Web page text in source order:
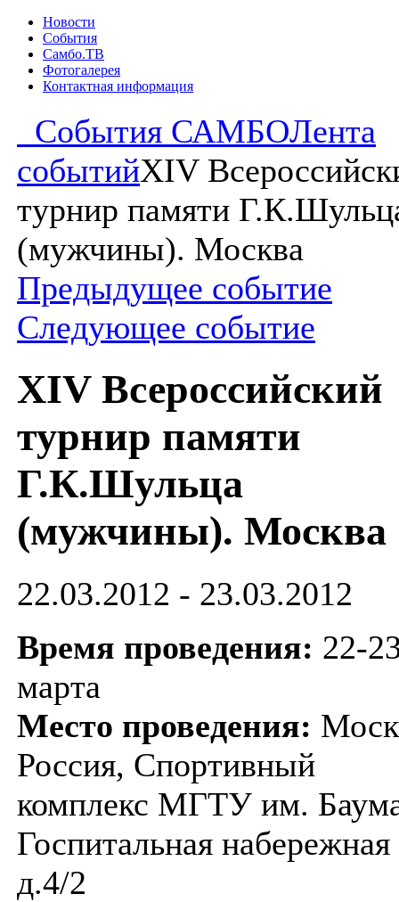
Новости
События
Самбо.ТВ
Фотогалерея
Контактная информация
События САМБОЛента
событийXIV
турнир памяти
(мужчины). Москва
Предыдущее событие
Следующее событие
XIV Всероссийский
турнир памяти
Г.К.Шульца
(мужчины). Москва
22.03.2012 - 23.03.2012
Время проведения: 22-
марта
Место проведения:
Россия, Спортивный
комплекс МГТУ им.
Госпитальная набережная
д.4/2